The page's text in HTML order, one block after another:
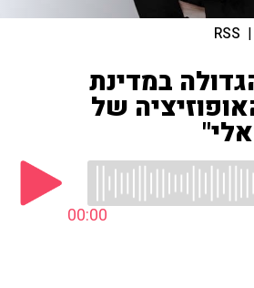
|
RSS
במדינת
של
00:00